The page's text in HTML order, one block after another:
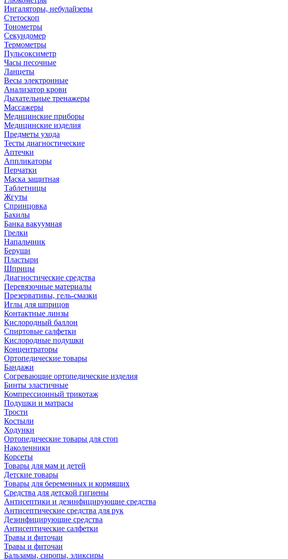
Ингаляторы, небулайзеры
Стетоскоп
Тонометры
Секундомер
Термометры
Пульсоксиметр
Часы песочные
Ланцеты
Весы электронные
Анализатор крови
Дыхательные тренажеры
Массажеры
Медицинские приборы
Медицинские изделия
Предметы ухода
Тесты диагностические
Аптечки
Аппликаторы
Перчатки
Маска защитная
Таблетницы
Жгуты
Спринцовка
Бахилы
Банка вакуумная
Грелки
Напальчник
Беруши
Пластыри
Шприцы
Диагностические средства
Перевязочные материалы
Презервативы, гель-смазки
Иглы для шприцов
Контактные линзы
Кислородный баллон
Спиртовые салфетки
Кислородные подушки
Концентраторы
Ортопедические товары
Бандажи
Согревающие ортопедические изделия
Бинты эластичные
Компрессионный трикотаж
Подушки и матрасы
Трости
Костыли
Ходунки
Ортопедические товары для стоп
Наколенники
Корсеты
Товары для мам и детей
Детские товары
Товары для беременных и кормящих
Средства для детской гигиены
Антисептики и дезинфицирующие средства
Антисептические средства для рук
Дезинфицирующие средства
Антисептические салфетки
Травы и фиточаи
Травы и фиточаи
Бальзамы, сиропы, эликсиры